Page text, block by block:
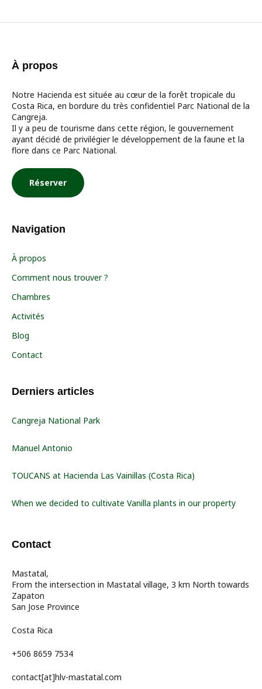
À propos
Notre Hacienda est située au cœur de la forêt tropicale du
Costa Rica, en bordure du très confidentiel Parc National de la
Cangreja.
Il y a peu de tourisme dans cette région, le gouvernement
ayant décidé de privilégier le développement de la faune et la
flore dans ce Parc National.
Réserver
Navigation
À propos
Comment nous trouver ?
Chambres
Activités
Blog
Contact
Derniers articles
Cangreja National Park
Manuel Antonio
TOUCANS at Hacienda Las Vainillas (Costa Rica)
When we decided to cultivate Vanilla plants in our property
Contact
Mastatal,
From the intersection in Mastatal village, 3 km North towards
Zapaton
San Jose Province
Costa Rica
+506 8659 7534
contact[at]hlv-mastatal.com